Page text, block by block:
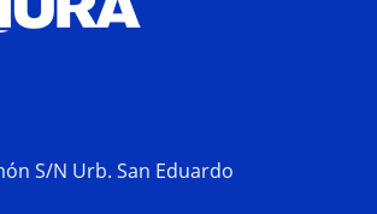
S/N Urb. San Eduardo